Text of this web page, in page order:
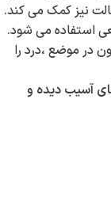
نیز کمک می کند.
استفاده می شود.
در موضع ،درد را
آسیب دیده و